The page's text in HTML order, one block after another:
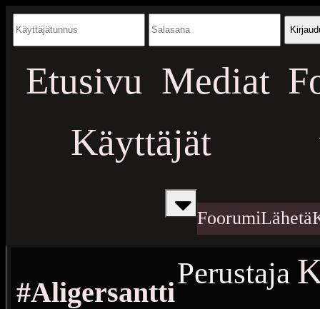
Etusivu Mediat
Käyttäjät
FoorumiLähetä
#Aligersantti
Perustaja